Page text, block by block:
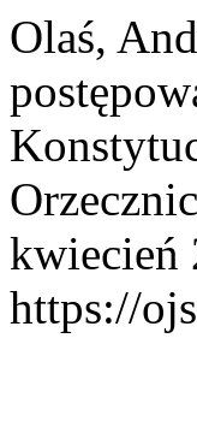
Olaś,
kwiecień
https://